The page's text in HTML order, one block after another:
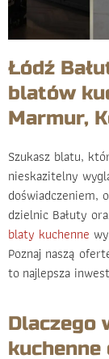
Łódź
blatów
Marmur,
Szukasz blatu,
nieskazitelny
doświadczeniem,
dzielnic Bałuty
blaty kuchenne
Poznaj naszą
to najlepsza
Dlaczego